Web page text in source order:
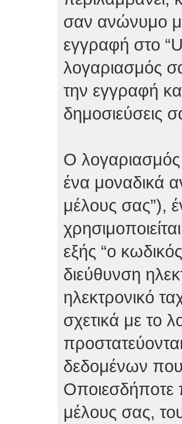
σαν ανώνυμο
εγγραφή στο
λογαριασμός
την εγγραφή
δημοσιεύσεις
Ο λογαριασμός
ένα μοναδικά
μέλους σας”),
εξής “ο
διεύθυνση
ηλεκτρονικό
σχετικά με το
δεδομένων
Οποιεσδήποτε
μέλους σας,